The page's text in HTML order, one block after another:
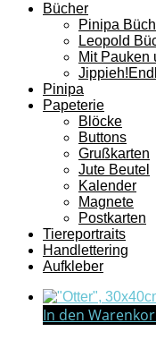
Bücher
Pinipa
Leopold
Mit Pauken
Pinipa
Papeterie
Blöcke
Buttons
Grußkarten
Jute Beutel
Kalender
Magnete
Postkarten
Tiereportraits
Handlettering
Aufkleber
In den